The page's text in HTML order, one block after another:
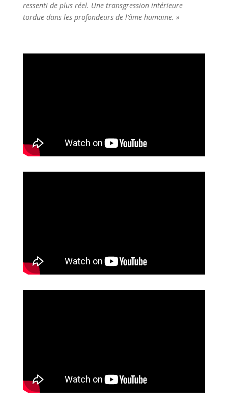
ressenti de plus réel. Une transgression intérieure
tordue dans les profondeurs de l’âme humaine. »